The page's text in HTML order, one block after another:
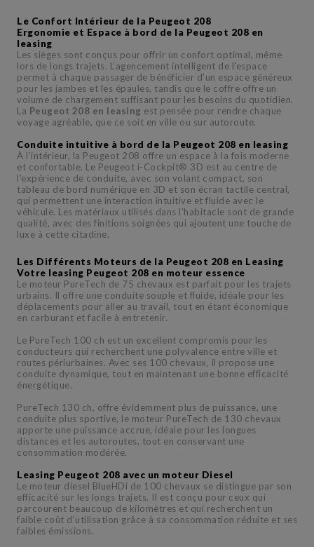
Le Confort Intérieur de la Peugeot 208
Ergonomie et Espace à bord de la Peugeot 208 en
leasing
Les sièges sont conçus pour offrir un confort optimal, même
lors de longs trajets. L’agencement intelligent de l’espace
permet à chaque passager de bénéficier d’un espace généreux
pour les jambes et les épaules, tandis que le coffre offre un
volume de chargement suffisant pour les besoins du quotidien.
La Peugeot 208 en leasing est pensée pour rendre chaque
voyage agréable, que ce soit en ville ou sur autoroute.
Conduite intuitive à bord de la Peugeot 208 en leasing
À l’intérieur, la Peugeot 208 offre un espace à la fois moderne
et confortable. Le Peugeot i-Cockpit® 3D est au centre de
l'expérience de conduite, avec son volant compact, son
tableau de bord numérique en 3D et son écran tactile central,
qui permettent une interaction intuitive et fluide avec le
véhicule. Les matériaux utilisés dans l’habitacle sont de grande
qualité, avec des finitions soignées qui ajoutent une touche de
luxe à cette citadine.
Les Différents Moteurs de la Peugeot 208 en Leasing
Votre leasing Peugeot 208 en moteur essence
Le moteur PureTech de 75 chevaux est parfait pour les trajets
urbains. Il offre une conduite souple et fluide, idéale pour les
déplacements pour aller au travail, tout en étant économique
en carburant et facile à entretenir.
Le PureTech 100 ch est un excellent compromis pour les
conducteurs qui recherchent une polyvalence entre ville et
routes périurbaines. Avec ses 100 chevaux, il propose une
conduite dynamique, tout en maintenant une bonne efficacité
énergétique.
PureTech 130 ch, offre évidemment plus de puissance, une
conduite plus sportive, le moteur PureTech de 130 chevaux
apporte une puissance accrue, idéale pour les longues
distances et les autoroutes, tout en conservant une
consommation modérée.
Leasing Peugeot 208 avec un moteur Diesel
Le moteur diesel BlueHDi de 100 chevaux se distingue par son
efficacité sur les longs trajets. Il est conçu pour ceux qui
parcourent beaucoup de kilomètres et qui recherchent un
faible coût d'utilisation grâce à sa consommation réduite et ses
faibles émissions.